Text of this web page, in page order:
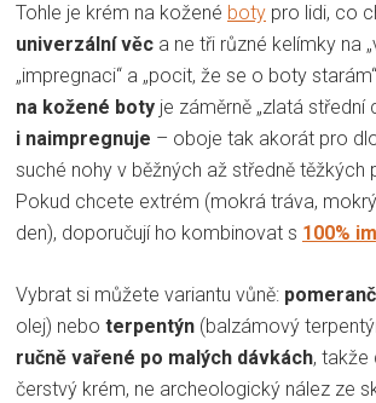
Tohle je krém na kožené boty pro lidi, co
univerzální věc a ne tři různé kelímky na
„impregnaci“ a „pocit, že se o boty
na kožené boty je záměrně „zlatá střední
i naimpregnuje – oboje tak akorát pro
suché nohy v běžných až středně těžkých
Pokud chcete extrém (mokrá tráva,
den), doporučují ho kombinovat s 100%
Vybrat si můžete variantu vůně: pomeranč
olej) nebo terpentýn (balzámový
ručně vařené po malých dávkách, takže
čerstvý krém, ne archeologický nález ze